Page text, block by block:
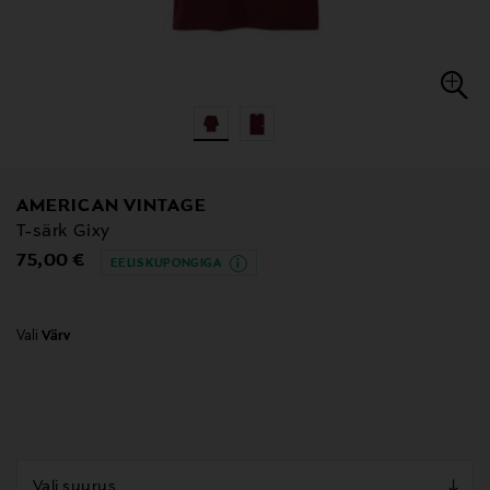
AMERICAN VINTAGE
T-särk Gixy
Original Price
75,00 € EELIS KUPONGIGA
Vali Värv